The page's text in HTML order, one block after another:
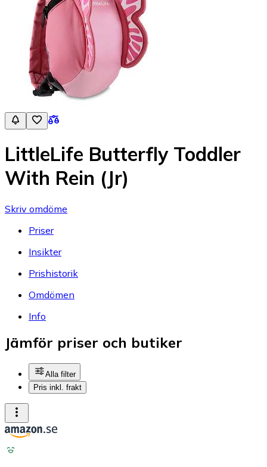
LittleLife Butterfly Toddler
With Rein (Jr)
Skriv omdöme
Priser
Insikter
Prishistorik
Omdömen
Info
Jämför priser och butiker
Alla filter
Pris inkl. frakt